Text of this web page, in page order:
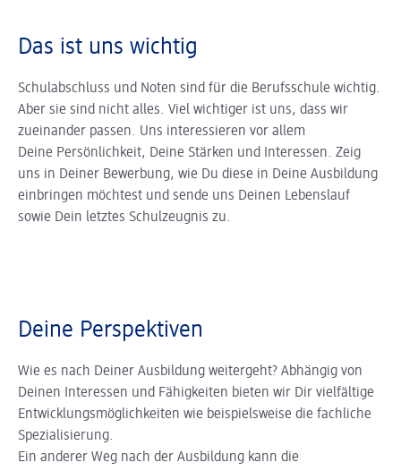
Das ist uns wichtig
Schulabschluss und Noten sind für die Berufsschule wichtig.
Aber sie sind nicht alles. Viel wichtiger ist uns, dass wir
zueinander passen. Uns interessieren vor allem
Deine Persönlichkeit, Deine Stärken und Interessen. Zeig
uns in Deiner Bewerbung, wie Du diese in Deine Ausbildung
einbringen möchtest und sende uns Deinen Lebenslauf
sowie Dein letztes Schulzeugnis zu.
Deine Perspektiven
Wie es nach Deiner Ausbildung weitergeht? Abhängig von
Deinen Interessen und Fähigkeiten bieten wir Dir vielfältige
Entwicklungsmöglichkeiten wie beispielsweise die fachliche
Spezialisierung.
Ein anderer Weg nach der Ausbildung kann die